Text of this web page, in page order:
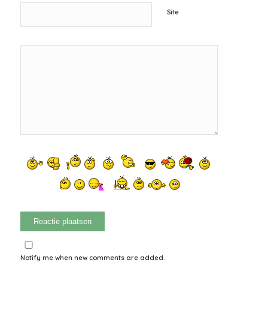
Site
Notify me when new comments are added.